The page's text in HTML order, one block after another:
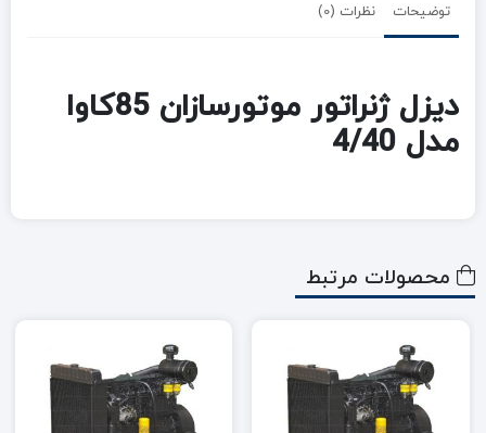
توضیحات نظرات (0)
دیزل ژنراتور موتورسازان 85کاوا
مدل 4/40
محصولات مرتبط